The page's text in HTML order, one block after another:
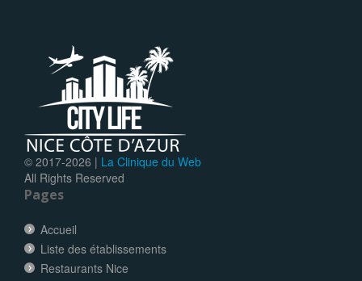
© 2017-2026 | La Clinique du Web
All Rights Reserved
Pages
Accueil
Liste des établissements
Restaurants Nice